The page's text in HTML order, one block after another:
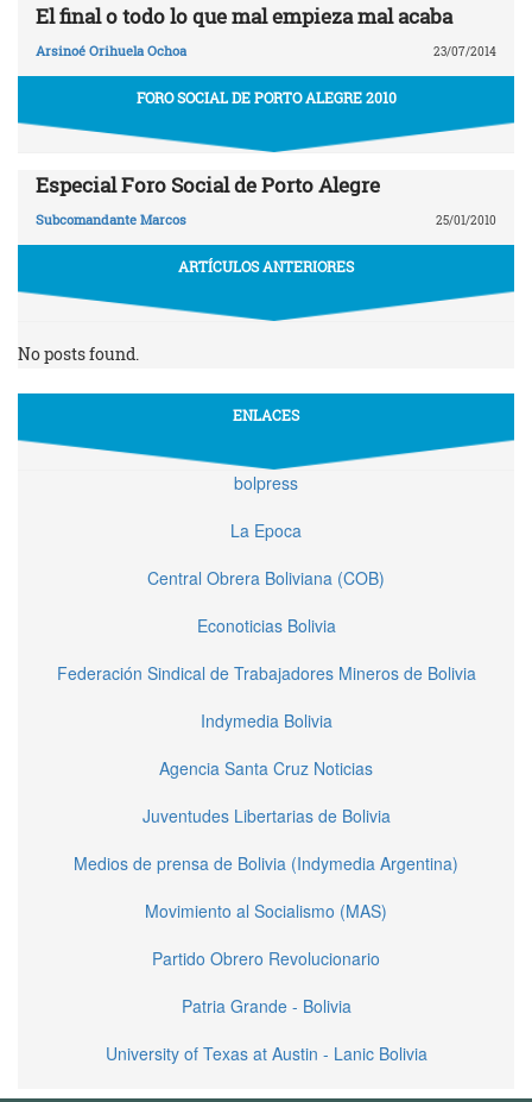
El final o todo lo que mal empieza mal acaba
Arsinoé Orihuela Ochoa 23/07/2014
FORO SOCIAL DE PORTO ALEGRE 2010
Especial Foro Social de Porto Alegre
Subcomandante Marcos 25/01/2010
ARTÍCULOS ANTERIORES
No posts found.
ENLACES
bolpress
La Epoca
Central Obrera Boliviana (COB)
Econoticias Bolivia
Federación Sindical de Trabajadores Mineros de Bolivia
Indymedia Bolivia
Agencia Santa Cruz Noticias
Juventudes Libertarias de Bolivia
Medios de prensa de Bolivia (Indymedia Argentina)
Movimiento al Socialismo (MAS)
Partido Obrero Revolucionario
Patria Grande - Bolivia
University of Texas at Austin - Lanic Bolivia